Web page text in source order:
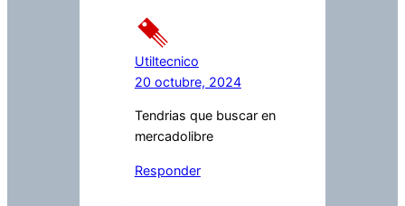
Utiltecnico
20 octubre, 2024
Tendrias que buscar en
mercadolibre
Responder